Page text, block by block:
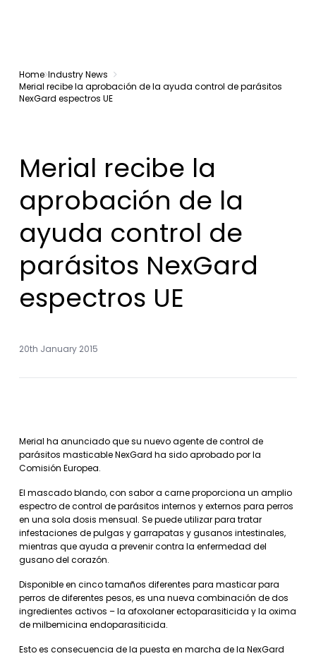
Home Industry News
Merial recibe la aprobación de la ayuda control de parásitos
NexGard espectros UE
Merial recibe la
aprobación de la
ayuda control de
parásitos NexGard
espectros UE
20th January 2015
Merial ha anunciado que su nuevo agente de control de
parásitos masticable NexGard ha sido aprobado por la
Comisión Europea.
El mascado blando, con sabor a carne proporciona un amplio
espectro de control de parásitos internos y externos para perros
en una sola dosis mensual. Se puede utilizar para tratar
infestaciones de pulgas y garrapatas y gusanos intestinales,
mientras que ayuda a prevenir contra la enfermedad del
gusano del corazón.
Disponible en cinco tamaños diferentes para masticar para
perros de diferentes pesos, es una nueva combinación de dos
ingredientes activos – la afoxolaner ectoparasiticida y la oxima
de milbemicina endoparasiticida.
Esto es consecuencia de la puesta en marcha de la NexGard